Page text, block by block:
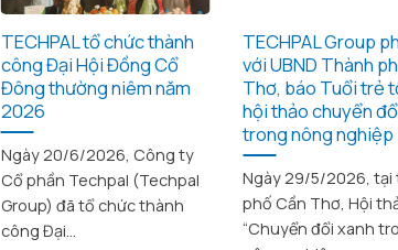
TECHPAL tổ chức thành
công Đại Hội Đồng Cổ
Đông thường niêm năm
2026
Ngày 20/6/2026, Công ty
Cổ phần Techpal (Techpal
Group) đã tổ chức thành
công Đại...
TECHPAL Group
với UBND Thành
Thơ, báo Tuổi trẻ
hội thảo chuyển
trong nông nghiệp
Ngày 29/5/2026, tại
phố Cần Thơ, Hội
“Chuyển đổi xanh